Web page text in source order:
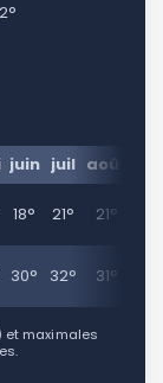
juin juil août
18° 21° 21°
30° 32° 31°
et maximales